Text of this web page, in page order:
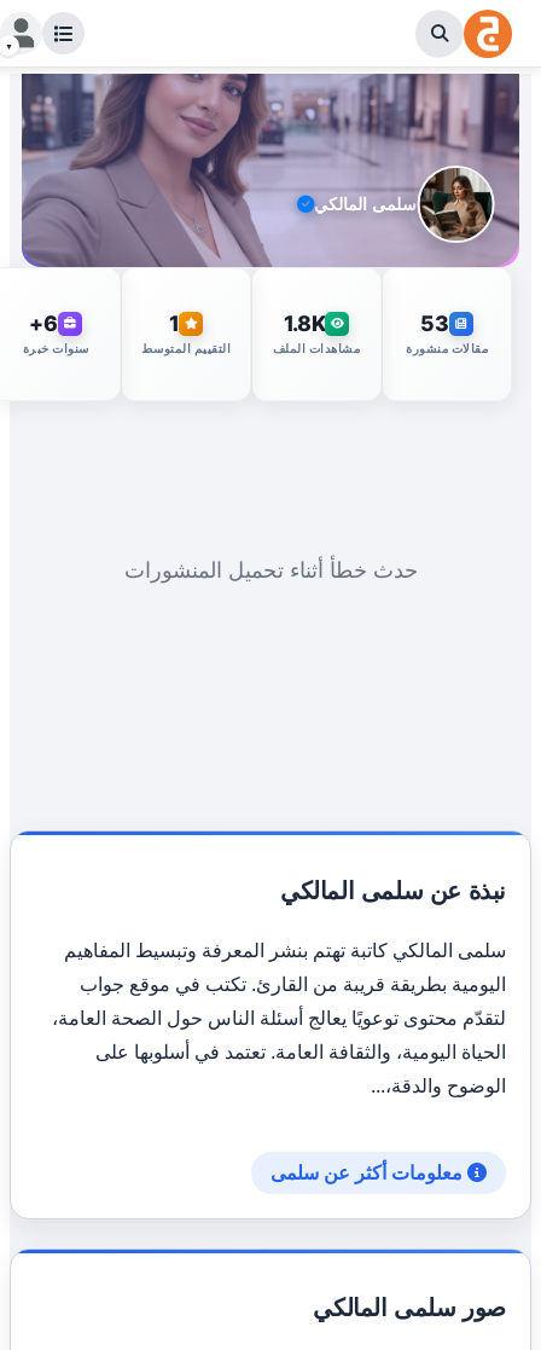
سلمى المالكي
53
مقالات منشورة
1.8K
مشاهدات الملف
1
التقييم المتوسط
6+
سنوات خبرة
نبذة عن سلمى المالكي
سلمى المالكي كاتبة تهتم بنشر المعرفة وتبسيط المفاهيم
اليومية بطريقة قريبة من القارئ. تكتب في موقع جواب
لتقدّم محتوى توعويًا يعالج أسئلة الناس حول الصحة العامة،
الحياة اليومية، والثقافة العامة. تعتمد في أسلوبها على
الوضوح والدقة،...
معلومات أكثر عن سلمى
صور سلمى المالكي
حدث خطأ أثناء تحميل المنشورات